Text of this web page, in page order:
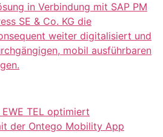
in Verbindung mit SAP PM
SE & Co. KG die
weiter digitalisiert und
mobil ausführbaren